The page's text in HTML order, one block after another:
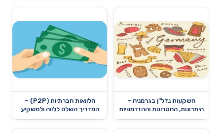
השקעות נדל"ן בגרמניה –
היתרונות, החסרונות וההזדמנויות
הלוואות חברתיות (P2P) –
המדריך השלם ללווה ולמשקיע